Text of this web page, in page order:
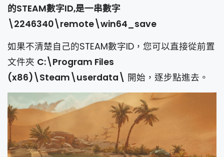
的STEAM數字ID,是一串數字
\2246340\remote\win64_save
如果不清楚自己的STEAM數字ID，您可以直接從前置
文件夾 C:\Program Files
(x86)\Steam\userdata\ 開始，逐步點進去。